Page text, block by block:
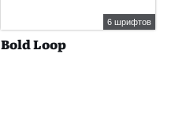
6 шрифтов
Bold Loop